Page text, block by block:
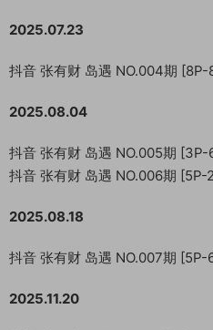
2025.07.23
抖音 张有财 岛遇 NO.004期
2025.08.04
抖音 张有财 岛遇 NO.005期
抖音 张有财 岛遇 NO.006期 [5P-
2025.08.18
抖音 张有财 岛遇 NO.007期
2025.11.20